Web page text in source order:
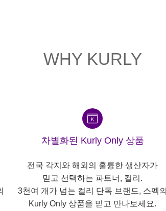
WHY KURLY
차별화된 Kurly Only 상품
전국 각지와 해외의 훌륭한 생산자가
믿고 선택하는 파트너, 컬리.
3천여 개가 넘는 컬리 단독 브랜드, 스펙의
Kurly Only 상품을 믿고 만나보세요.